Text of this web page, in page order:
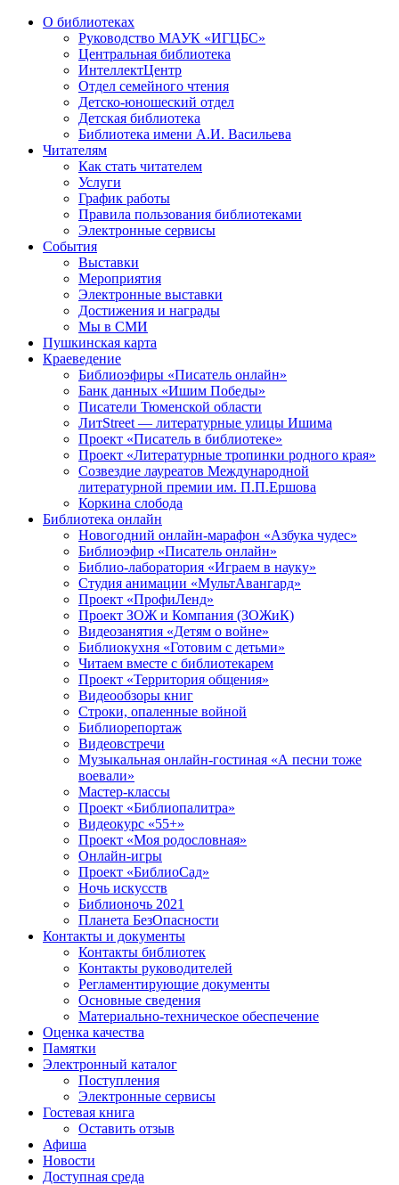
О библиотеках
Руководство МАУК «ИГЦБС»
Центральная библиотека
ИнтеллектЦентр
Отдел семейного чтения
Детско-юношеский отдел
Детская библиотека
Библиотека имени А.И. Васильева
Читателям
Как стать читателем
Услуги
График работы
Правила пользования библиотеками
Электронные сервисы
События
Выставки
Мероприятия
Электронные выставки
Достижения и награды
Мы в СМИ
Пушкинская карта
Краеведение
Библиоэфиры «Писатель онлайн»
Банк данных «Ишим Победы»
Писатели Тюменской области
ЛитStreet — литературные улицы Ишима
Проект «Писатель в библиотеке»
Проект «Литературные тропинки родного края»
Созвездие лауреатов Международной
литературной премии им. П.П.Ершова
Коркина слобода
Библиотека онлайн
Новогодний онлайн-марафон «Азбука чудес»
Библиоэфир «Писатель онлайн»
Библио-лаборатория «Играем в науку»
Студия анимации «МультАвангард»
Проект «ПрофиЛенд»
Проект ЗОЖ и Компания (ЗОЖиК)
Видеозанятия «Детям о войне»
Библиокухня «Готовим с детьми»
Читаем вместе с библиотекарем
Проект «Территория общения»
Видеообзоры книг
Строки, опаленные войной
Библиорепортаж
Видеовстречи
Музыкальная онлайн-гостиная «А песни тоже
воевали»
Мастер-классы
Проект «Библиопалитра»
Видеокурс «55+»
Проект «Моя родословная»
Онлайн-игры
Проект «БиблиоСад»
Ночь искусств
Библионочь 2021
Планета БезОпасности
Контакты и документы
Контакты библиотек
Контакты руководителей
Регламентирующие документы
Основные сведения
Материально-техническое обеспечение
Оценка качества
Памятки
Электронный каталог
Поступления
Электронные сервисы
Гостевая книга
Оставить отзыв
Афиша
Новости
Доступная среда